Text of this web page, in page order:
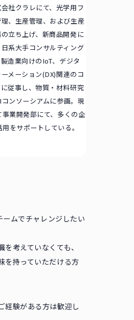
社クラレにて、光学用フ
、生産管理、および生産
立ち上げ、新商品開発に
系大手コンサルティング
造業向けのIoT、デジタ
メーション(DX)関連のコ
従事し、物質・材料研究
ンソーシアムに参画。現
業開発部にて、多くの企
をサポートしている。
ムでチャレンジしたい
考えていなくても、
を持っていただける方
経験がある方は歓迎し